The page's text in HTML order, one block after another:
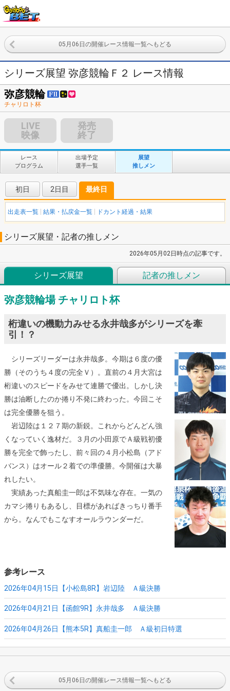
05月06日の開催レース情報一覧へもどる
シリーズ展望 弥彦競輪Ｆ２ レース情報
弥彦競輪
チャリロト杯
LIVE
映像
発売
終了
レース
プログラム
出場予定
選手一覧
展望
推しメン
初日 2日目 最終日
出走表一覧 結果・払戻金一覧 ドカント経過・結果
シリーズ展望・記者の推しメン
2026年05月02日時点の記事です。
シリーズ展望 記者の推しメン
弥彦競輪場 チャリロト杯
桁違いの機動力みせる永井哉多がシリーズを牽
引！？
シリーズリーダーは永井哉多。今期は６度の優
勝（そのうち４度の完全Ｖ）。直前の４月大宮は
桁違いのスピードをみせて連勝で優出。しかし決
勝は油断したのか捲り不発に終わった。今回こそ
は完全優勝を狙う。
岩辺陸は１２７期の新鋭。これからどんどん強
くなっていく逸材だ。３月の小田原でＡ級戦初優
勝を完全で飾ったし、前々回の４月小松島（アド
バンス）はオール２着での準優勝。今開催は大暴
れしたい。
実績あった真船圭一郎は不気味な存在。一気の
カマシ捲りもあるし、目標があればきっちり番手
から。なんでもこなすオールラウンダーだ。
参考レース
2026年04月15日【小松島8R】 岩辺陸 Ａ級決勝
2026年04月21日【函館9R】 永井哉多 Ａ級決勝
2026年04月26日【熊本5R】 真船圭一郎 Ａ級初日特選
05月06日の開催レース情報一覧へもどる